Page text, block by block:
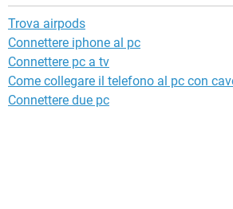
Trova airpods
Connettere iphone al pc
Connettere pc a tv
Come collegare il telefono al pc con
Connettere due pc